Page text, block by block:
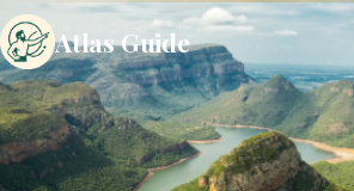
Atlas Guide